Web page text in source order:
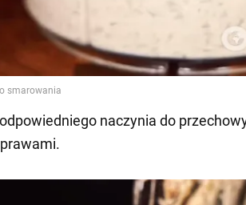
odpowiedniego naczynia do